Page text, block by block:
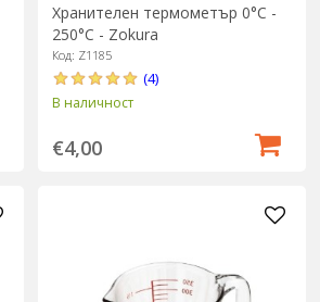
Хранителен термометър 0°C -
250°C - Zokura
Код: Z1185
(4)
В наличност
€4,00